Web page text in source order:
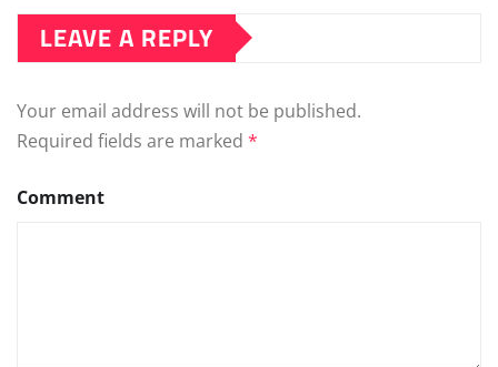
LEAVE A REPLY
Your email address will not be published.
Required fields are marked *
Comment